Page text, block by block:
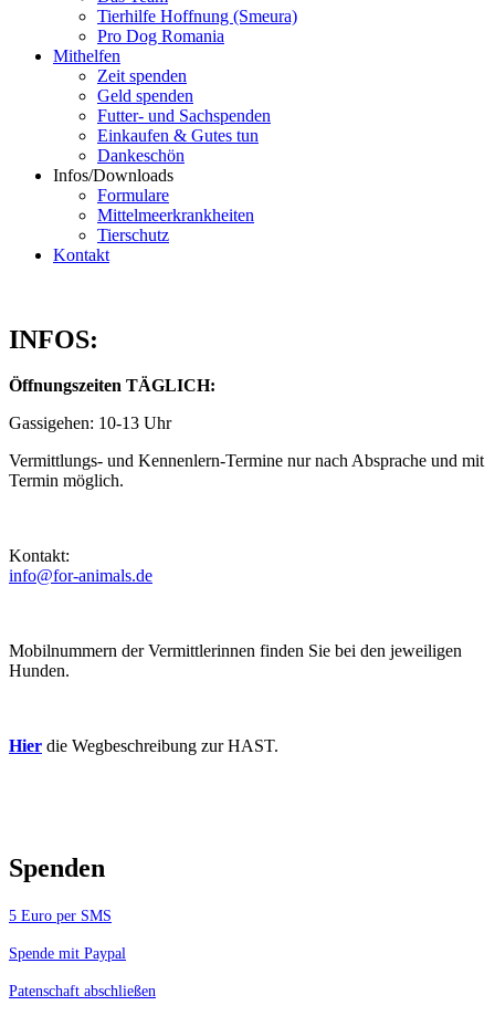
Tierhilfe Hoffnung (Smeura)
Pro Dog Romania
Mithelfen
Zeit spenden
Geld spenden
Futter- und Sachspenden
Einkaufen & Gutes tun
Dankeschön
Infos/Downloads
Formulare
Mittelmeerkrankheiten
Tierschutz
Kontakt
INFOS:
Öffnungszeiten TÄGLICH:
Gassigehen: 10-13 Uhr
Vermittlungs- und Kennenlern-Termine nur nach Absprache und mit
Termin möglich.
Kontakt:
info@for-animals.de
Mobilnummern der Vermittlerinnen finden Sie bei den jeweiligen
Hunden.
Hier die Wegbeschreibung zur HAST.
Spenden
5 Euro per SMS
Spende mit Paypal
Patenschaft abschließen